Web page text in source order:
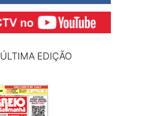
ÚLTIMA EDIÇÃO